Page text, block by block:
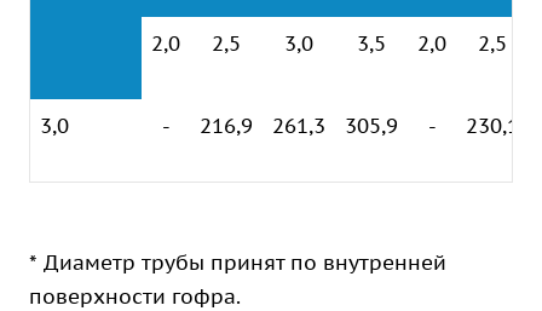
2,0 2,5 3,0 3,5 2,0 2,5
3,0 - 216,9 261,3 305,9 - 230,1
* Диаметр трубы принят по внутренней
поверхности гофра.